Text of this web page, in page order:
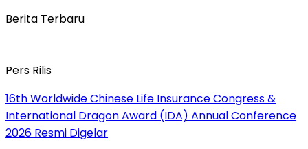
Berita Terbaru
Pers Rilis
16th Worldwide Chinese Life Insurance Congress &
International Dragon Award (IDA) Annual Conference
2026 Resmi Digelar